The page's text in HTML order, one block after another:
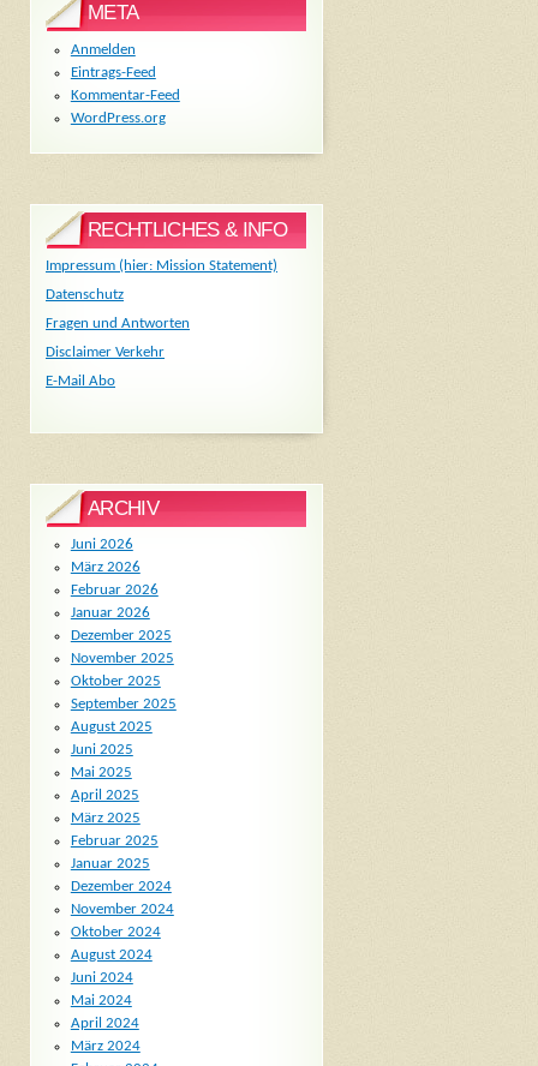
META
Anmelden
Eintrags-Feed
Kommentar-Feed
WordPress.org
RECHTLICHES & INFO
Impressum (hier: Mission Statement)
Datenschutz
Fragen und Antworten
Disclaimer Verkehr
E-Mail Abo
ARCHIV
Juni 2026
März 2026
Februar 2026
Januar 2026
Dezember 2025
November 2025
Oktober 2025
September 2025
August 2025
Juni 2025
Mai 2025
April 2025
März 2025
Februar 2025
Januar 2025
Dezember 2024
November 2024
Oktober 2024
August 2024
Juni 2024
Mai 2024
April 2024
März 2024